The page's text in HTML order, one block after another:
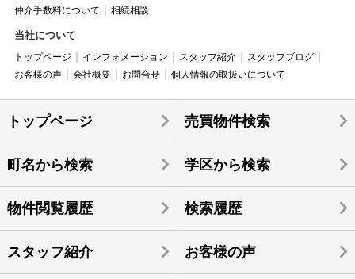
仲介手数料について
相続相談
当社について
トップページ インフォメーション スタッフ紹介
スタッフブログ
お客様の声
会社概要 お問合せ 個人情報の取扱いについて
トップページ 売買物件検索
町名から検索 学区から検索
物件閲覧履歴 検索履歴
スタッフ紹介 お客様の声